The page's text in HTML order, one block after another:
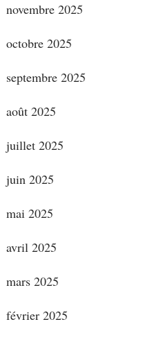
novembre 2025
octobre 2025
septembre 2025
août 2025
juillet 2025
juin 2025
mai 2025
avril 2025
mars 2025
février 2025